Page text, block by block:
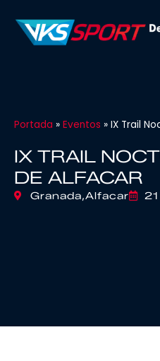
Portada » Eventos » IX Trail
IX TRAIL
DE ALFACAR
Granada,Alfacar